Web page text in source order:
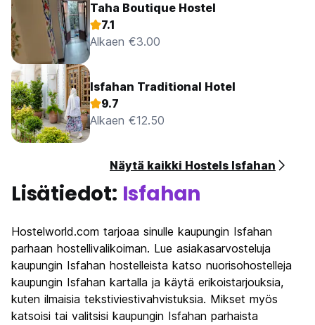
Taha Boutique Hostel
7.1
Alkaen €3.00
Isfahan Traditional Hotel
9.7
Alkaen €12.50
Näytä kaikki Hostels Isfahan
Lisätiedot: Isfahan
Hostelworld.com tarjoaa sinulle kaupungin Isfahan
parhaan hostellivalikoiman. Lue asiakasarvosteluja
kaupungin Isfahan hostelleista katso nuorisohostelleja
kaupungin Isfahan kartalla ja käytä erikoistarjouksia,
kuten ilmaisia tekstiviestivahvistuksia. Mikset myös
katsoisi tai valitsisi kaupungin Isfahan parhaista